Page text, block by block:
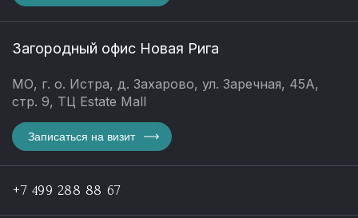
Загородный офис Новая Рига
МО, г. о. Истра, д. Захарово, ул. Заречная, 45А,
стр. 9, ТЦ Estate Mall
Записаться на визит
+7 499 288 88 67